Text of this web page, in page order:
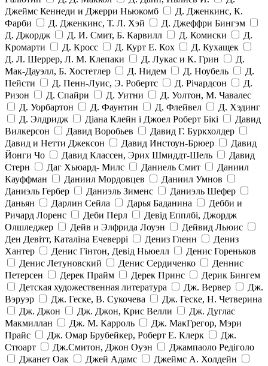
Джеймс Кеннеди и Джерри Ньюкомб
Д. Дженкинс, К.
Фарби
Д. Дженкинс, Т. Л. Хэй
Д. Джеффри Бингэм
Д. Джордж
Д. И. Смит, Б. Карвилл Д. Комиски
Д.
Кромарти
Д. Кросс Д. Курт Е. Кох
Д. Кухащек
Д. Л. Шеррер, Л. М. Клепаки
Д. Лукас и К. Грин
Д.
Мак-Дауэлл, Б. Хостетлер
Д. Нидем Д. Ноубель
Д.
Пейсти
Д. Пенн-Луис, Э. Робертс Д. Річардсон
Д.
Ризон
Д. Спайри Д. Уитни
Д. Уолтон, М. Чавалес
Д. Уорбартон
Д. Фаунтин Д. Флейвел
Д. Хэдинг
Д. Элдридж
Діана Клейн і Джоел Роберт Бікі
Давид
Вилкерсон
Давид Воробьев
Давид Г. Буркхолдер
Давид и Нетти Джексон
Давид Инстоун-Брюер
Давид
Йонги Чо
Давид Классен, Эрих Шмиддт-Шель
Давид
Стерн
Даг Хьюард- Милс Даниель Смит
Даниил
Кауффман
Даниил Мордовцев
Даниил Умнов
Даниэль Гербер
Даниэль Зименс
Даниэль Шефер
Даньян
Дарлин Сейла Дарья Баданина
Дебби и
Ричард Лоренс
Деби Перл
Девід Епплбі, Джордж
Олшледжер
Дейв и Элфрида Лоуэн
Дейвид Льюис
Ден Девітт, Каталіна Ечеверрі
Дениз Гленн
Дениз
Хантер
Денис Гінтон, Девід Ньюелл
Денис Гореньков
Денис Летуновский
Денис Сердиченко
Деннис
Петерсен
Дерек Прайм Дерек Принс
Дерик Бингем
Детская художественная литература
Дж. Вервер
Дж.
Вэруэр
Дж. Геске, В. Сукочева
Дж. Геске, Н. Четверина
Дж. Джон
Дж. Джон, Крис Велли
Дж. Дуглас
Макмиллан
Дж. М. Карроль
Дж. МакГрегор, Мэри
Прайс
Дж. Омар Брубейкер, Роберт Е. Клерк
Дж.
Стюарт
Дж.Смитон, Джон Оуэн
Джампаоло Редіголо
Джанет Оак
Джей Адамс
Джеймс А. Холдейн